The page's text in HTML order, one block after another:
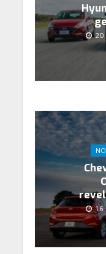
20
16